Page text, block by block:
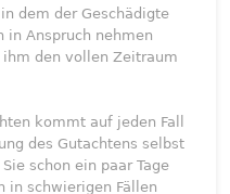
dem der Geschädigte
in Anspruch nehmen
den vollen Zeitraum
kommt auf jeden Fall
des Gutachtens selbst
schon ein paar Tage
in schwierigen Fällen